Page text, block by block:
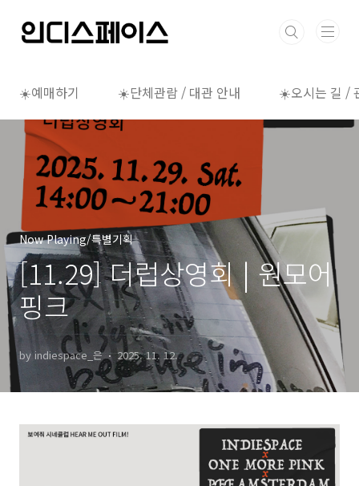
☀️예매하기 ☀️단체관람 / 대관 안내 ☀️오시는 길 /
Now Playing/특별기획
[11.29] 더럽상영회 | 원모어
핑크
by indiespace_은 2025. 11. 12.